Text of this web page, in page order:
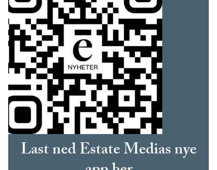
Last ned Estate Medias nye